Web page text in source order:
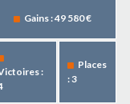
Gains : 49 580 €
:
Places
: 3